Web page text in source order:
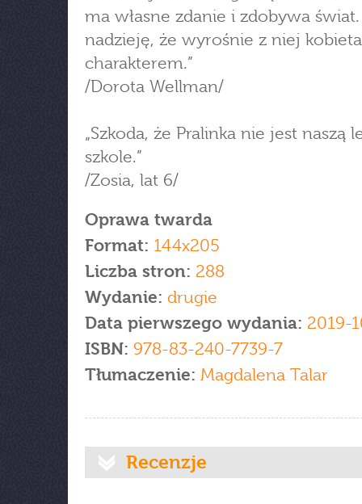
ma własne zdanie i zdobywa
nadzieję, że wyrośnie z niej
charakterem.”
/Dorota Wellman/
„Szkoda, że Pralinka nie jest naszą
szkole.”
/Zosia, lat 6/
Oprawa twarda
Format: 144x205
Liczba stron: 288
Wydanie: drugie
Data pierwszego wydania: 2019-
ISBN: 978-83-240-7739-7
Tłumaczenie: Magdalena Talar
Recenzje